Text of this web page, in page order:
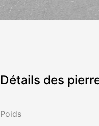
Détails des
Poids